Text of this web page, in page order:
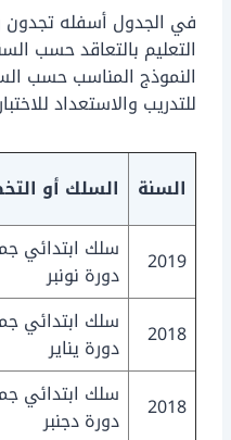
في الجدول أسفله تجدون
التعليم بالتعاقد حسب
النموذج المناسب حسب
للتدريب والاستعداد
السنة السلك أو
2019
سلك ابتدائي
دورة نونبر
2018
سلك ابتدائي
دورة يناير
2018
سلك ابتدائي
دورة دجنبر